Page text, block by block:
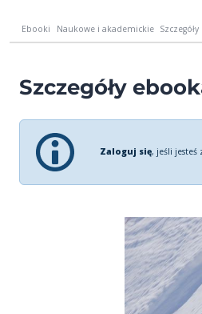
Ebooki Naukowe i akademickie
Szczegóły
Zaloguj się, jeśli jesteś